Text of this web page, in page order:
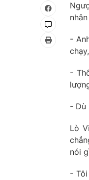
-
-
- Dù
Lò
nói
-